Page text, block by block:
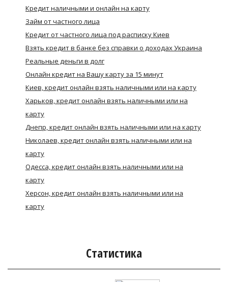
Кредит наличными и онлайн на карту
Займ от частного лица
Кредит от частного лица под расписку Киев
Взять кредит в банке без справки о доходах Украина
Реальные деньги в долг
Онлайн кредит на Вашу карту за 15 минут
Киев, кредит онлайн взять наличными или на карту
Харьков, кредит онлайн взять наличными или на
карту
Днепр, кредит онлайн взять наличными или на карту
Николаев, кредит онлайн взять наличными или на
карту
Одесса, кредит онлайн взять наличными или на
карту
Херсон, кредит онлайн взять наличными или на
карту
Статистика